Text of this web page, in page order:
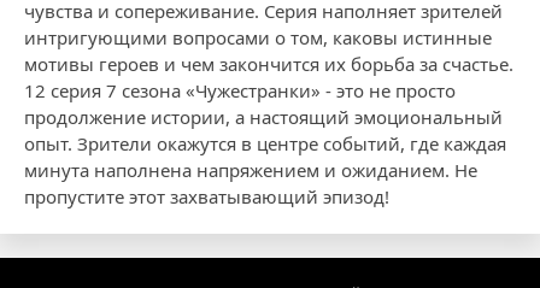
чувства и сопереживание. Серия наполняет зрителей
интригующими вопросами о том, каковы истинные
мотивы героев и чем закончится их борьба за счастье.
12 серия 7 сезона «Чужестранки» - это не просто
продолжение истории, а настоящий эмоциональный
опыт. Зрители окажутся в центре событий, где каждая
минута наполнена напряжением и ожиданием. Не
пропустите этот захватывающий эпизод!